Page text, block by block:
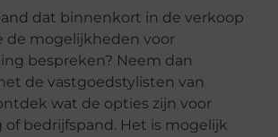
dat binnenkort in de verkoop
de mogelijkheden voor
bespreken? Neem dan
de vastgoedstylisten van
wat de opties zijn voor
of bedrijfspand. Het is mogelijk